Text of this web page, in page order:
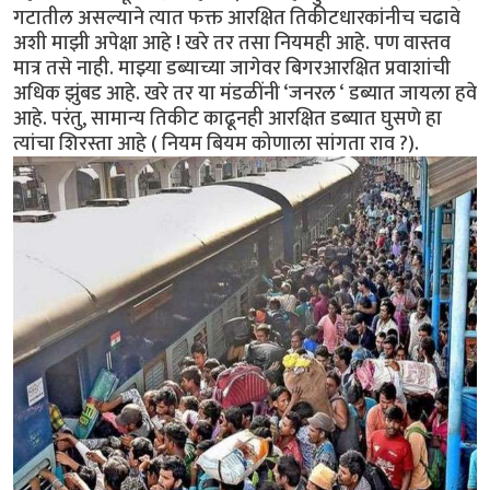
गटातील असल्याने त्यात फक्त आरक्षित तिकीटधारकांनीच चढावे
अशी माझी अपेक्षा आहे ! खरे तर तसा नियमही आहे. पण वास्तव
मात्र तसे नाही. माझ्या डब्याच्या जागेवर बिगरआरक्षित प्रवाशांची
अधिक झुंबड आहे. खरे तर या मंडळींनी ‘जनरल ‘ डब्यात जायला हवे
आहे. परंतु, सामान्य तिकीट काढूनही आरक्षित डब्यात घुसणे हा
त्यांचा शिरस्ता आहे ( नियम बियम कोणाला सांगता राव ?).